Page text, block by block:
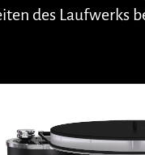
des Laufwerks